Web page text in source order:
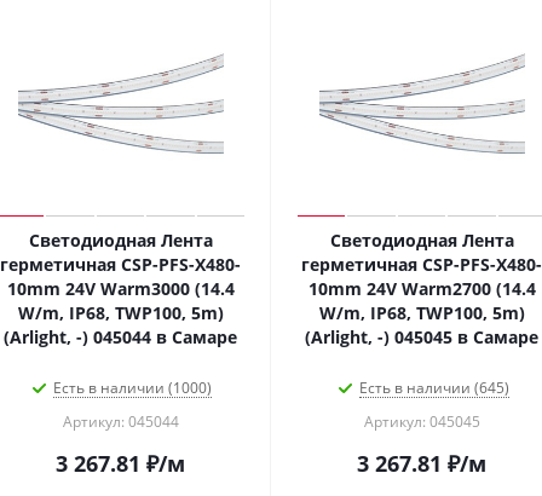
Светодиодная Лента
герметичная CSP-PFS-X480-
10mm 24V Warm3000 (14.4
W/m, IP68, TWP100, 5m)
(Arlight, -) 045044 в Самаре
Есть в наличии (1000)
Артикул: 045044
3 267.81 ₽/м
Светодиодная Лента
герметичная CSP-PFS-X480-
10mm 24V Warm2700 (14.4
W/m, IP68, TWP100, 5m)
(Arlight, -) 045045 в Самаре
Есть в наличии (645)
Артикул: 045045
3 267.81 ₽/м